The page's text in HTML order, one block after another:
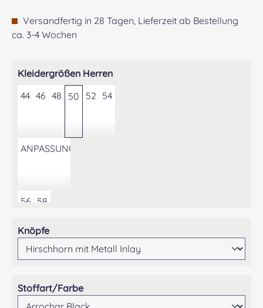
Versandfertig in 28 Tagen, Lieferzeit ab Bestellung
ca. 3-4 Wochen
Kleidergrößen Herrenauswählen
44 46 48 50 52 54
ANPASSUNG DER KONFEKTIONSGRÖSSE AUF
56 58
Knöpfeauswählen
Stoffart/Farbeauswählen